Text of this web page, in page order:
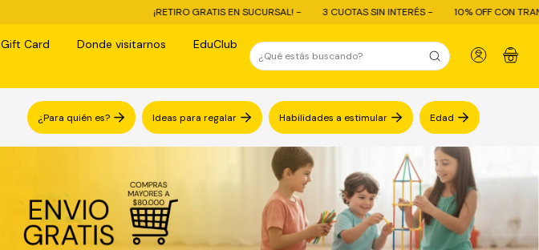
¡RETIRO GRATIS EN SUCURSAL! - 3 CUOTAS SIN INTERÉS - 10% OFF CON TRANSFERENCIA - ENVÍO
Gift Card Donde visitarnos
EduClub
0
¿Para quién es? Ideas para regalar Habilidades a estimular Edad